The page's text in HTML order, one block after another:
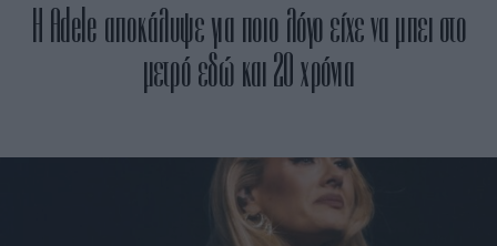
H Adele αποκάλυψε για ποιο λόγο είχε να μπει στο
μετρό εδώ και 20 χρόνια